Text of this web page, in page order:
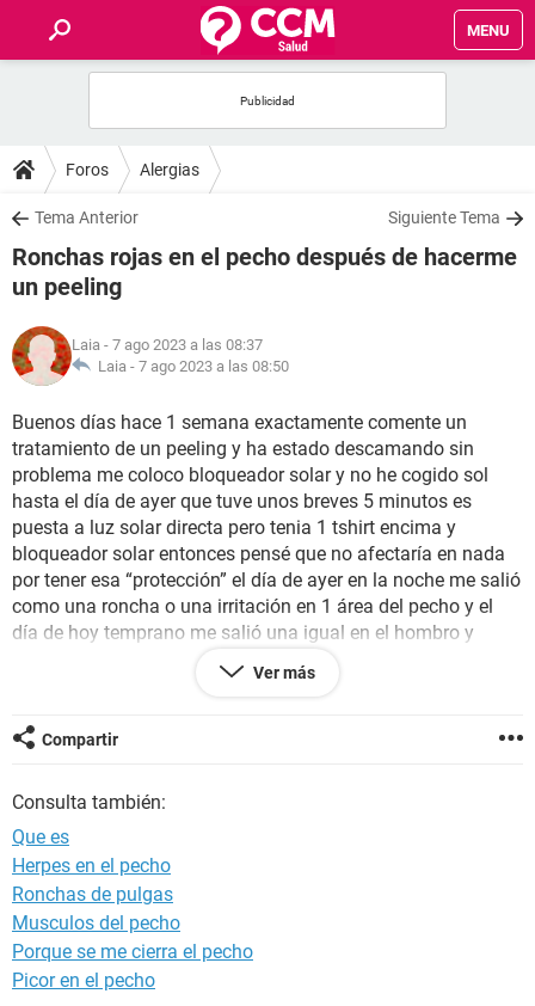
MENU
FOROS
SALUD
NUTRICIÓN
SEXUALIDAD
GLOSARIO
Foros Alergias
Tema Anterior Siguiente Tema
Ronchas rojas en el pecho después de hacerme
un peeling
Laia - 7 ago 2023 a las 08:37
Laia - 7 ago 2023 a las 08:50
Buenos días hace 1 semana exactamente comente un
tratamiento de un peeling y ha estado descamando sin
problema me coloco bloqueador solar y no he cogido sol
hasta el día de ayer que tuve unos breves 5 minutos es
puesta a luz solar directa pero tenia 1 tshirt encima y
bloqueador solar entonces pensé que no afectaría en nada
por tener esa “protección” el día de ayer en la noche me salió
como una roncha o una irritación en 1 área del pecho y el
día de hoy temprano me salió una igual en el hombro y
entonces se coloque un ungüento para ver cómo
me coloque la crema hidratante que venía en el kit del
descamándose la piel.
Ver más
Compartir
Consulta también:
Que es
Herpes en el pecho
Ronchas de pulgas
Musculos del pecho
Porque se me cierra el pecho
Picor en el pecho